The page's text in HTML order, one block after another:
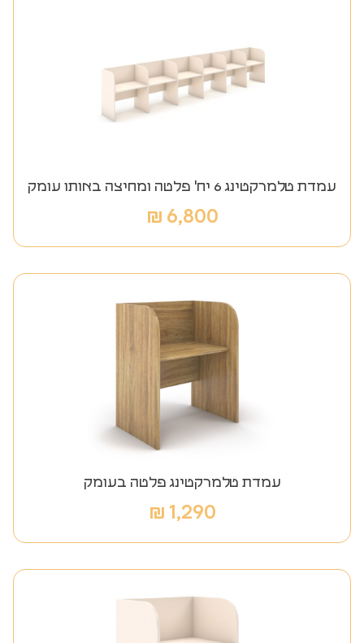
עמדת טלמרקטינג 6 יח' פלטה ומחיצה באותו עומק
6,800
₪
עמדת טלמרקטינג פלטה בעומק
1,290
₪